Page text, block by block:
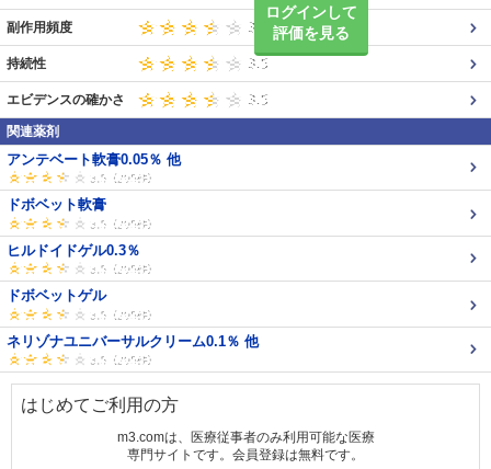
ログインして
評価を見る
副作用頻度
持続性
エビデンスの確かさ
関連薬剤
アンテベート軟膏0.05％ 他
ドボベット軟膏
ヒルドイドゲル0.3％
ドボベットゲル
ネリゾナユニバーサルクリーム0.1％ 他
はじめてご利用の方
m3.comは、医療従事者のみ利用可能な医療
専門サイトです。会員登録は無料です。